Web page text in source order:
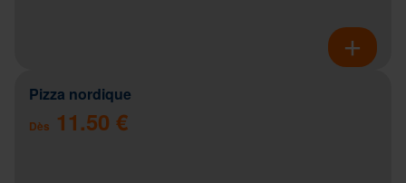
Pizza nordique
Dès 11.50 €